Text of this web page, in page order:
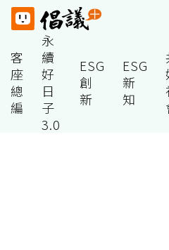
客
座
總
編
永
續
好
日
子
3.0
ESG
創
新
ESG
新
知